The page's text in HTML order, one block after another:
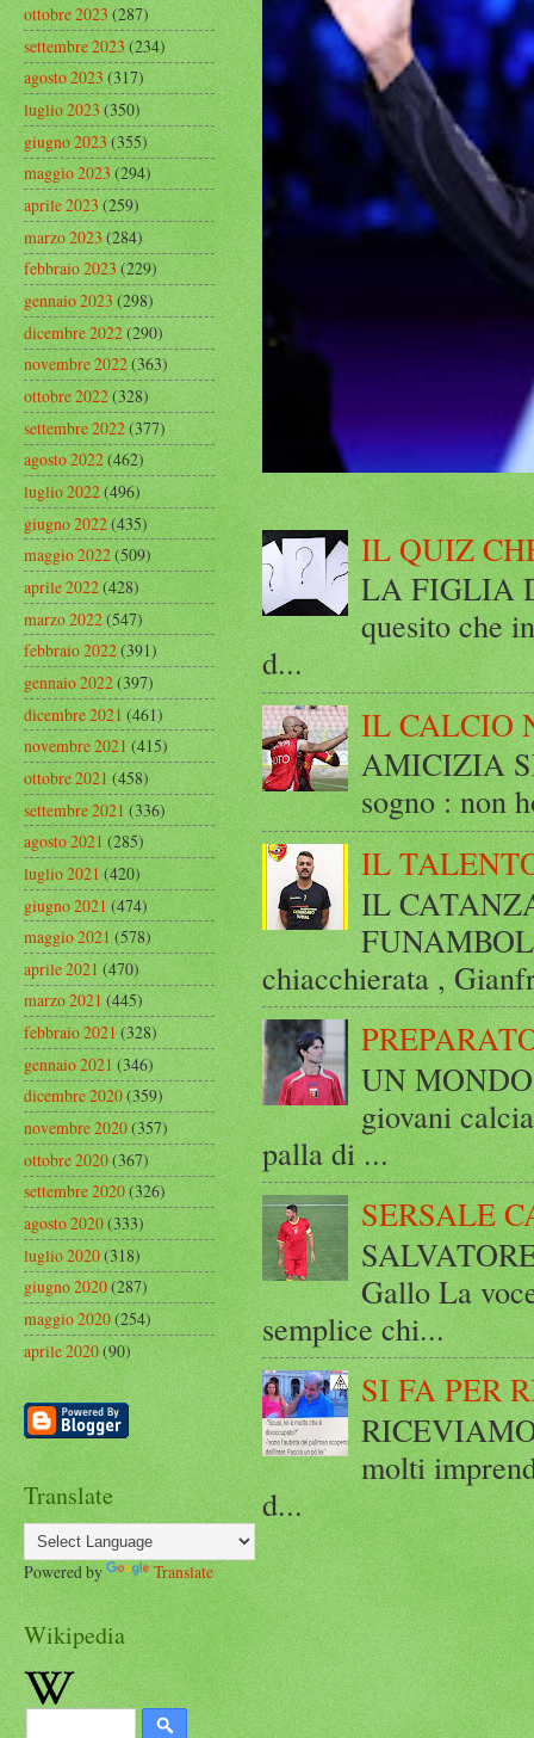
IL QUIZ
LA FIGLIA
quesito che
d...
IL CALCIO
AMICIZIA
sogno : non
IL
IL
chiacchierata ,
UN
giovani
palla di ...
SERSALE
Gallo La
semplice chi...
SI FA PER
molti
d...
ottobre 2023(287)
settembre 2023(234)
agosto 2023(317)
luglio 2023(350)
giugno 2023(355)
maggio 2023(294)
aprile 2023(259)
marzo 2023(284)
febbraio 2023(229)
gennaio 2023(298)
dicembre 2022(290)
novembre 2022(363)
ottobre 2022(328)
settembre 2022(377)
agosto 2022(462)
luglio 2022(496)
giugno 2022(435)
maggio 2022(509)
aprile 2022(428)
marzo 2022(547)
febbraio 2022(391)
gennaio 2022(397)
dicembre 2021(461)
novembre 2021(415)
ottobre 2021(458)
settembre 2021(336)
agosto 2021(285)
luglio 2021(420)
giugno 2021(474)
maggio 2021(578)
aprile 2021(470)
marzo 2021(445)
febbraio 2021(328)
gennaio 2021(346)
dicembre 2020(359)
novembre 2020(357)
ottobre 2020(367)
settembre 2020(326)
agosto 2020(333)
luglio 2020(318)
giugno 2020(287)
maggio 2020(254)
aprile 2020(90)
Translate
Powered by Translate
Wikipedia